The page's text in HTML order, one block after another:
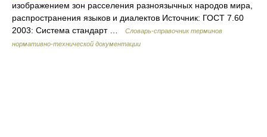
изображением зон расселения разноязычных народов мира,
распространения языков и диалектов Источник: ГОСТ 7.60
2003: Система стандарт …
Словарь-справочник терминов
нормативно-технической документации